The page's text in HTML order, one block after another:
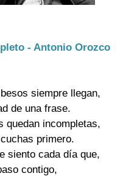
- Antonio Orozco
siempre llegan,
de una frase.
quedan incompletas,
primero.
siento cada día que,
contigo,